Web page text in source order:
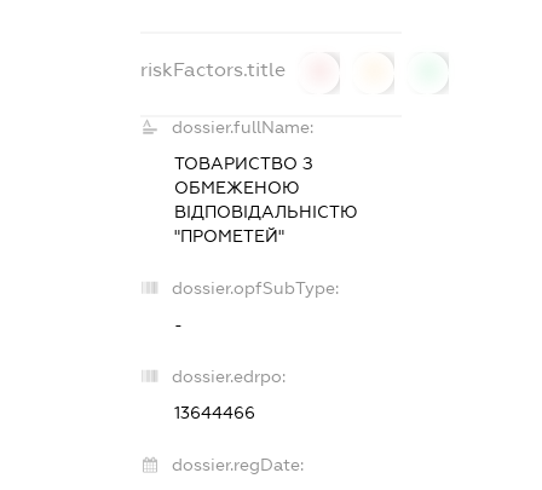
riskFactors.title
dossier.fullName:
ТОВАРИСТВО З
ОБМЕЖЕНОЮ
ВІДПОВІДАЛЬНІСТЮ
"ПРОМЕТЕЙ"
dossier.opfSubType:
-
dossier.edrpo:
13644466
dossier.regDate: